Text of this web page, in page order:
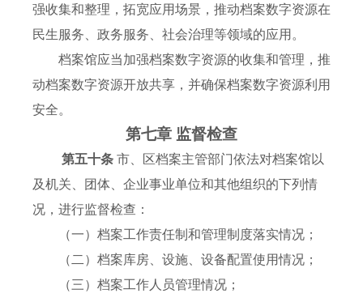
强收集和整理，拓宽应用场景，推动档案数字资源在
民生服务、政务服务、社会治理等领域的应用。
档案馆应当加强档案数字资源的收集和管理，推
动档案数字资源开放共享，并确保档案数字资源利用
安全。
第七章 监督检查
第五十条 市、区档案主管部门依法对档案馆以
及机关、团体、企业事业单位和其他组织的下列情
况，进行监督检查：
（一）档案工作责任制和管理制度落实情况；
（二）档案库房、设施、设备配置使用情况；
（三）档案工作人员管理情况；